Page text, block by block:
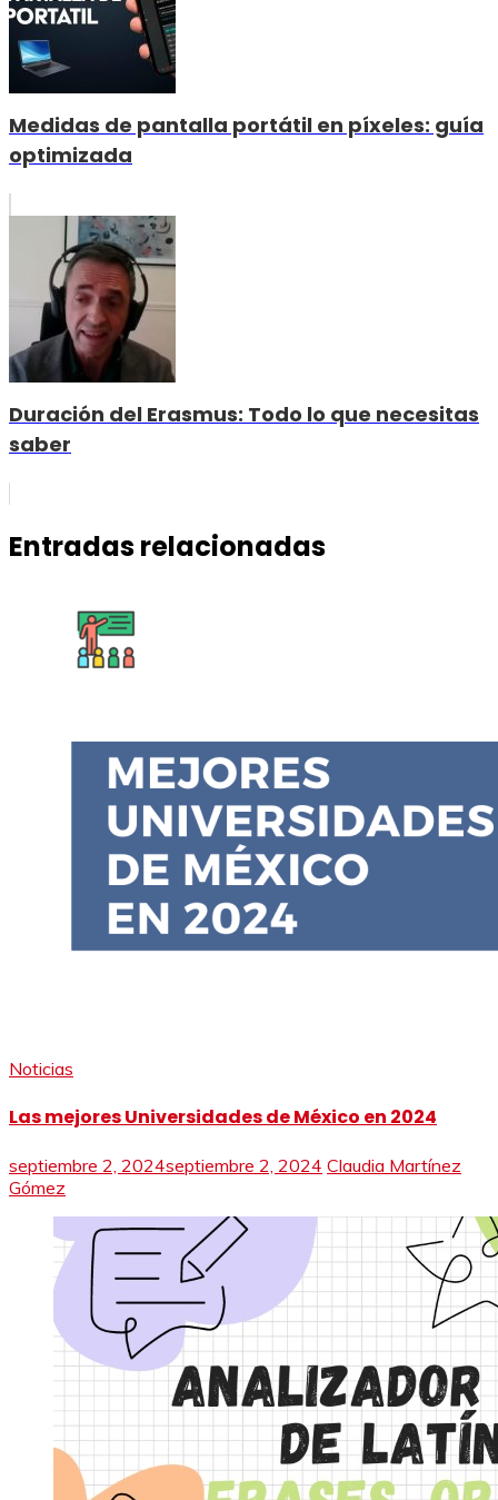
Medidas de pantalla portátil en píxeles: guía
optimizada
Duración del Erasmus: Todo lo que necesitas
saber
Entradas relacionadas
Noticias
Las mejores Universidades de México en 2024
septiembre 2, 2024septiembre 2, 2024 Claudia Martínez
Gómez